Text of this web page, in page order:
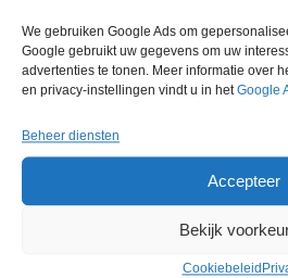
We gebruiken Google Ads om
Google gebruikt uw gegevens om uw
advertenties te tonen. Meer informatie over
en privacy-instellingen vindt u in hetGoogle
Beheer diensten
Accepteer
Bekijk
Cookiebeleid
Gerelateerde